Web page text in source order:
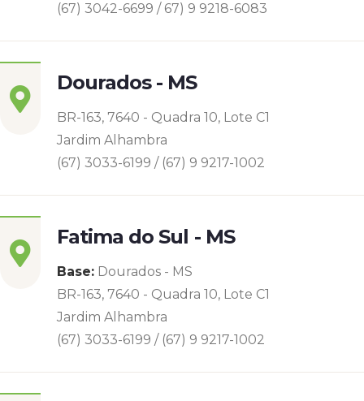
(67) 3042-6699 / 67) 9 9218-6083
Dourados - MS
BR-163, 7640 - Quadra 10, Lote C1
Jardim Alhambra
(67) 3033-6199 / (67) 9 9217-1002
Fatima do Sul - MS
Base: Dourados - MS
BR-163, 7640 - Quadra 10, Lote C1
Jardim Alhambra
(67) 3033-6199 / (67) 9 9217-1002